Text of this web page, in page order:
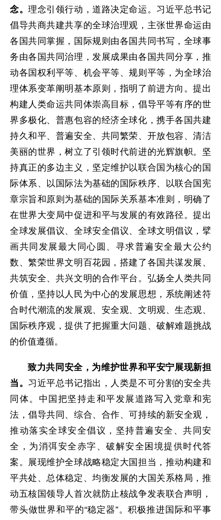
念。理念引领行动，道路决定命运。习近平总书记
倡导共商共建共享的全球治理观，主张世界命运由
各国共同掌握，国际规则由各国共同书写，全球事
务由各国共同治理，发展成果由各国共同分享，推
动各国权利平等、机会平等、规则平等，为全球治
理体系变革阐明基本原则，指明了前进方向。提出
构建人类命运共同体崇高目标，倡导平等有序的世
界多极化、普惠包容的经济全球化，携手各国共建
持久和平、普遍安全、共同繁荣、开放包容、清洁
美丽的世界，树立了引领时代前进的光辉旗帜。坚
持真正的多边主义，坚定维护以联合国为核心的国
际体系、以国际法为基础的国际秩序、以联合国宪
章宗旨和原则为基础的国际关系基本准则，明确了
在世界大变局中促进和平与发展的有效路径。提出
全球发展倡议、全球安全倡议、全球文明倡议，擘
画共同发展最大同心圆、寻求普遍安全最大公约
数、繁荣世界文明百花园，搭建了各国共谋发展、
共筑安全、共兴文明的合作平台。弘扬全人类共同
价值，坚持以人民为中心的发展思想，系统阐述符
合时代潮流的发展观、安全观、文明观、生态观、
国际秩序观，提供了把握重大问题、破解难题挑战
的价值遵循。
致力共同安全，为维护世界和平安宁展现新担
当。 习近平总书记指出，人类是不可分割的安全共
同体。中国把坚持走和平发展道路写入党章和宪
法，倡导共同、综合、合作、可持续的新安全观，
推动落实全球安全倡议，坚持普遍安全、共同安
全，为消弭安全赤字、破解安全困境提供时代答
案。展现维护全球战略稳定大国担当，推动构建和
平共处、总体稳定、均衡发展的大国关系格局，推
动五核国领导人首次就防止核战争发表联合声明，
带头做世界和平的“稳定器”。积极推进国际和平事